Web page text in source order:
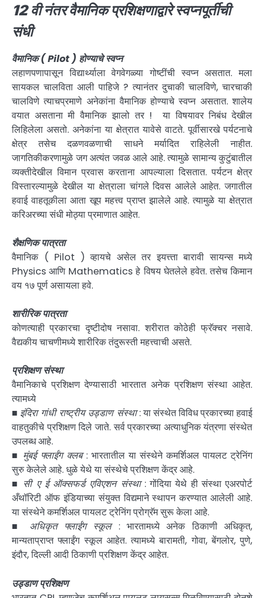
12 वी नंतर वैमानिक प्रशिक्षणाद्वारे स्वप्नपूर्तीची
संधी
वैमानिक ( Pilot ) होण्याचे स्वप्न
लहाणपणापासून विद्यार्थ्याला वेगवेगळ्या गोष्टींची स्वप्न असतात. मला
सायकल चालविता आली पाहिजे ? त्यानंतर दुचाकी चालविणे, चारचाकी
चालविणे त्याचप्रमाणे अनेकांना वैमानिक होण्याचे स्वप्न असतात. शालेय
वयात असताना मी वैमानिक झालो तर ! या विषयावर निबंध देखील
लिहिलेला असतो. अनेकांना या क्षेत्रात यावेसे वाटते. पूर्वीसारखे पर्यटनाचे
क्षेत्र तसेच दळणवळणाची साधने मर्यादित राहिलेली नाहीत.
जागतिकीकरणामुळे जग अत्यंत जवळ आले आहे. त्यामुळे सामान्य कुटुंबातील
व्यक्तीदेखील विमान प्रवास करताना आपल्याला दिसतात. पर्यटन क्षेत्र
विस्तारल्यामुळे देखील या क्षेत्राला चांगले दिवस आलेले आहेत. जगातील
हवाई वाहतूकीला आता खूप महत्त्व प्राप्त झालेले आहे. त्यामुळे या क्षेत्रात
करिअरच्या संधी मोठ्या प्रमाणात आहेत.
शैक्षणिक पात्रता
वैमानिक ( Pilot ) व्हायचे असेल तर इयत्त्ता बारावी सायन्स मध्ये
Physics आणि Mathematics हे विषय घेतलेले हवेत. तसेच किमान
वय १७ पूर्ण असायला हवे.
शारीरिक पात्रता
कोणत्याही प्रकारचा दृष्टीदोष नसावा. शरीरात कोठेही फ्रॅक्चर नसावे.
वैद्यकीय चाचणीमध्ये शारीरिक तंदुरूस्ती महत्त्वाची असते.
प्रशिक्षण संस्था
वैमानिकाचे प्रशिक्षण देण्यासाठी भारतात अनेक प्रशिक्षण संस्था आहेत.
त्यामध्ये
■ इंदिरा गांधी राष्ट्रीय उड्डाण संस्था: या संस्थेत विविध प्रकारच्या हवाई
वाहतुकीचे प्रशिक्षण दिले जाते. सर्व प्रकारच्या अत्याधुनिक यंत्रणा संस्थेत
उपलब्ध आहे.
■ मुंबई फ्लाईंग क्लब: भारतातील या संस्थेने कमर्शिअल पायलट ट्रेनिंग
सुरु केलेले आहे. धुळे येथे या संस्थेचे प्रशिक्षण केंद्र आहे.
■ सी ए ई ऑक्सफर्ड एविएशन संस्था: गोंदिया येथे ही संस्था एअरपोर्ट
अँथॉरिटी ऑफ इंडियाच्या संयुक्त विद्यमाने स्थापन करण्यात आलेली आहे.
या संस्थेने कमर्शिअल पायलट ट्रेनिंग प्रोग्रॅम सुरू केला आहे.
■ अधिकृत फ्लाईंग स्कूल: भारतामध्ये अनेक ठिकाणी अधिकृत,
मान्यताप्राप्त फ्लाईंग स्कूल आहेत. त्यामध्ये बारामती, गोवा, बेंगलोर, पुणे,
इंदौर, दिल्ली आदी ठिकाणी प्रशिक्षण केंद्र आहेत.
उड्डाण प्रशिक्षण